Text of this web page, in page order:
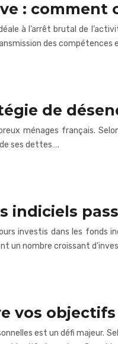
:
à l’arrêt brutal de
des compétences
de
ménages français.
ses dettes….
indiciels
investis dans les fonds
un nombre croissant
vos
est un défi majeur.